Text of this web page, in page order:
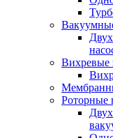
Вихревые
Роторные